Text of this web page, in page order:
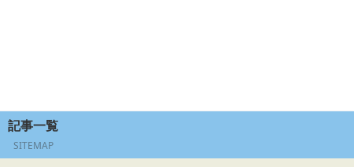
記事一覧
SITEMAP